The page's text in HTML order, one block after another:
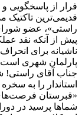
فرار از پاسخگویی
قدیمی‌ترین تاکتیک
راستی»، عضو شورای
پیش از آنکه نقد
ناشیانه برای
پارلمان شهری
جناب آقای راستی!
استاندار را به
«قبرستان
شماها پرسید در